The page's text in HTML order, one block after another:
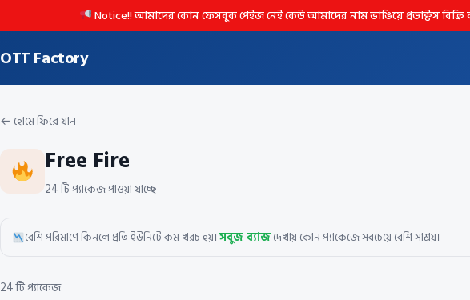
Notice!! আমাদের কোন ফেসবুক পেইজ নেই কেউ আমাদের নাম ভাঙিয়ে প্রডাক্টস বিক্রি
OTT Factory
← হোমে ফিরে যান
Free Fire
24 টি প্যাকেজ পাওয়া যাচ্ছে
বেশি পরিমাণে কিনলে প্রতি ইউনিটে কম খরচ হয়।সবুজ ব্যাজদেখায় কোন প্যাকেজে সবচেয়ে বেশি সাশ্রয়।
24 টি প্যাকেজ